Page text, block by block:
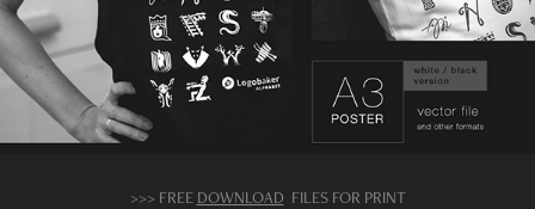
>>> FREE DOWNLOAD FILES FOR PRINT